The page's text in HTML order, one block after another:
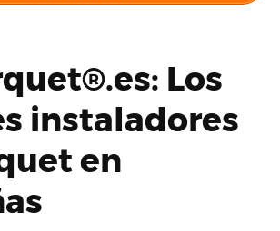
Los
instaladores
en